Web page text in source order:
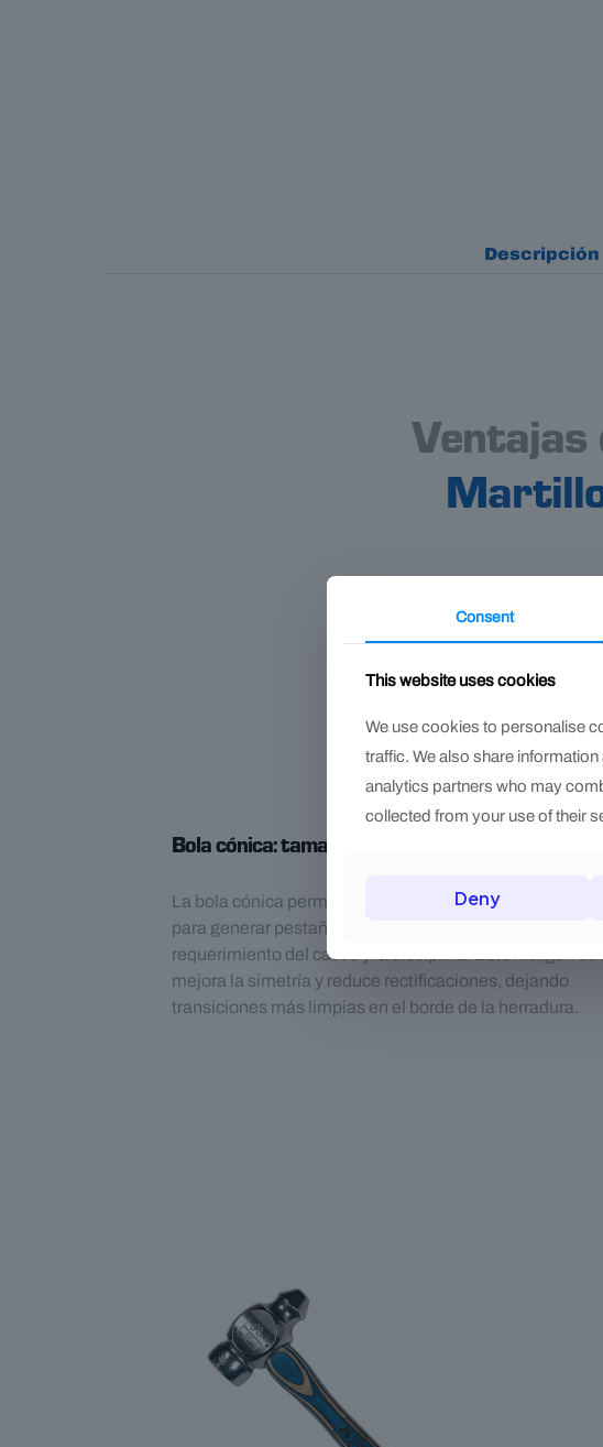
Descripción
Ventajas
Bola cónica: tamaño de pestaña a tu medida
La bola cónica permite controlar la profundidad de
para generar pestañas pequeñas o grandes según el
requerimiento del casco y la disciplina. Este margen de
mejora la simetría y reduce rectificaciones, dejando
transiciones más limpias en el borde de la herradura.
Consent
This website uses cookies
We use cookies to personalise
traffic. We also share
analytics partners who may
collected from your use of their
Deny